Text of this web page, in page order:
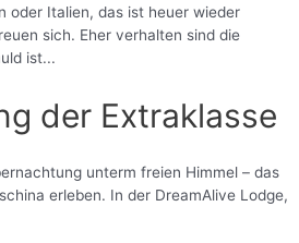
oder Italien, das ist heuer wieder
sich. Eher verhalten sind die
ist...
der Extraklasse
unterm freien Himmel – das
erleben. In der DreamAlive Lodge,